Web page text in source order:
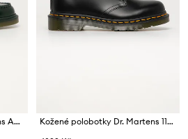
Kožené mokasíny Dr. Martens Adrian
Kožené polobotky Dr. Martens 11838002 1461